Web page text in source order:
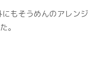
もそうめんのアレンジ
。